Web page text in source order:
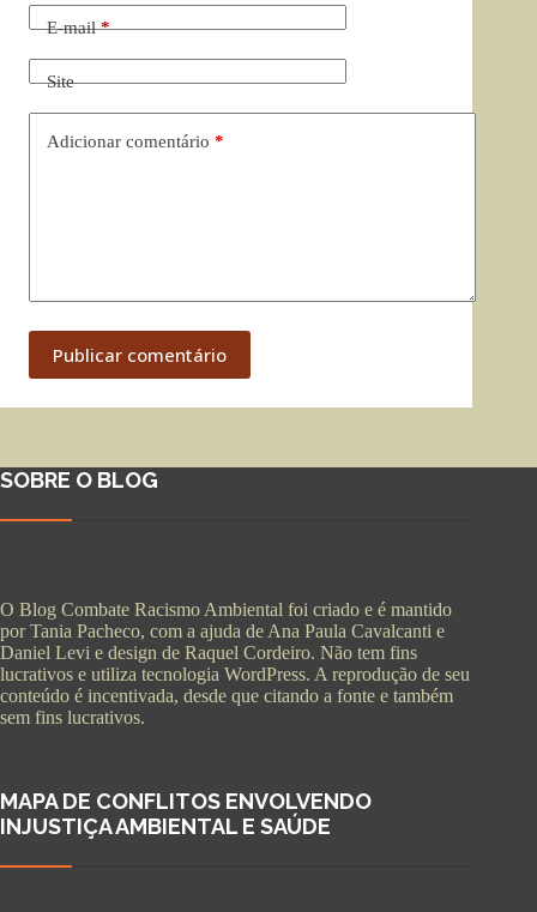
E-mail*
Site
Adicionar comentário *
Publicar comentário
SOBRE O BLOG
O Blog Combate Racismo Ambiental foi criado e é mantido
por Tania Pacheco, com a ajuda de Ana Paula Cavalcanti e
Daniel Levi e design de Raquel Cordeiro. Não tem fins
lucrativos e utiliza tecnologia WordPress. A reprodução de seu
conteúdo é incentivada, desde que citando a fonte e também
sem fins lucrativos.
MAPA DE CONFLITOS ENVOLVENDO
INJUSTIÇA AMBIENTAL E SAÚDE